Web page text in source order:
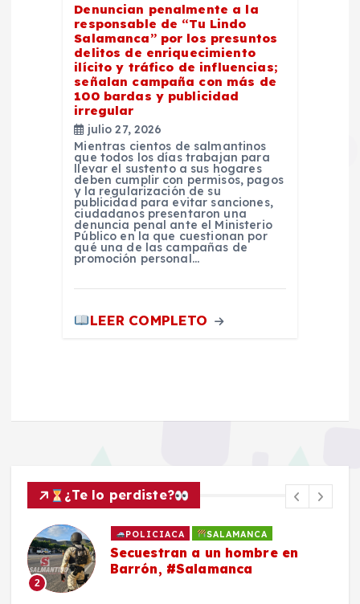
Denuncian penalmente a la
responsable de “Tu Lindo
Salamanca” por los presuntos
delitos de enriquecimiento
ilícito y tráfico de influencias;
señalan campaña con más de
100 bardas y publicidad
irregular
julio 27, 2026
Mientras cientos de salmantinos
que todos los días trabajan para
llevar el sustento a sus hogares
deben cumplir con permisos, pagos
y la regularización de su
publicidad para evitar sanciones,
ciudadanos presentaron una
denuncia penal ante el Ministerio
Público en la que cuestionan por
qué una de las campañas de
promoción personal…
LEER COMPLETO
¿Te lo perdiste?
2
POLICIACA SALAMANCA
Secuestran a un hombre en
Barrón, #Salamanca